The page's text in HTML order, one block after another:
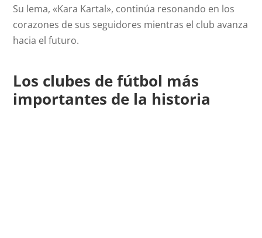
Su lema, «Kara Kartal», continúa resonando en los
corazones de sus seguidores mientras el club avanza
hacia el futuro.
Los clubes de fútbol más
importantes de la historia